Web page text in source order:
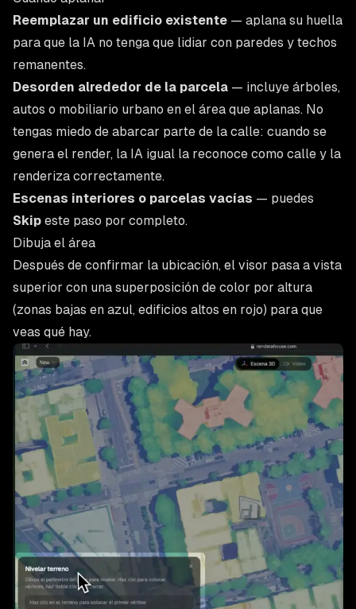
Reemplazar un edificio existente — aplana su huella
para que la IA no tenga que lidiar con paredes y techos
remanentes.
Desorden alrededor de la parcela — incluye árboles,
autos o mobiliario urbano en el área que aplanas. No
tengas miedo de abarcar parte de la calle: cuando se
genera el render, la IA igual la reconoce como calle y la
renderiza correctamente.
Escenas interiores o parcelas vacías — puedes
Skip este paso por completo.
Dibuja el área
Después de confirmar la ubicación, el visor pasa a vista
superior con una superposición de color por altura
(zonas bajas en azul, edificios altos en rojo) para que
veas qué hay.